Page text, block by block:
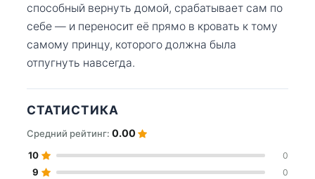
способный вернуть домой, срабатывает сам по
себе — и переносит её прямо в кровать к тому
самому принцу, которого должна была
отпугнуть навсегда.
СТАТИСТИКА
Средний рейтинг: 0.00
10 0
9 0